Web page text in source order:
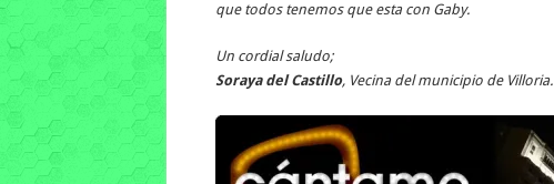
que todos tenemos que esta con Gaby.
Un cordial saludo;
Soraya del Castillo, Vecina del municipio de Villoria.